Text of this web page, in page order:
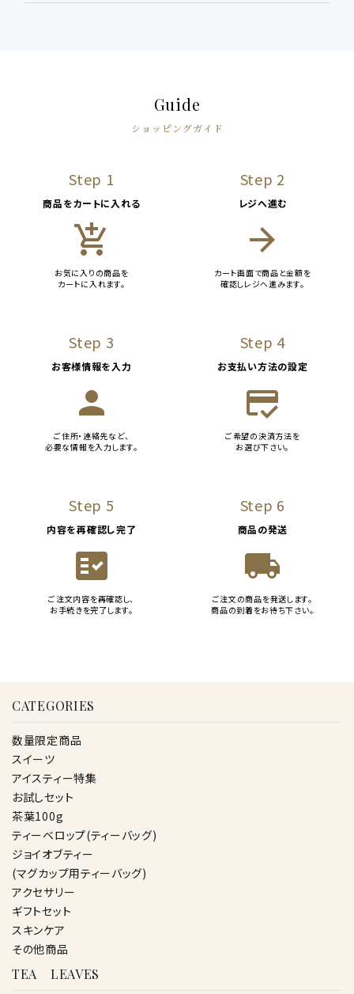
Guide
ショッピングガイド
Step 1
商品をカートに入れる
add_shopping_cart
お気に入りの商品を
カートに入れます。
Step 2
レジへ進む
arrow_forward
カート画面で商品と金額を
確認しレジへ進みます。
Step 3
お客様情報を入力
person
ご住所・連絡先など、
必要な情報を入力します。
Step 4
お支払い方法の設定
credit_score
ご希望の決済方法を
お選び下さい。
Step 5
内容を再確認し完了
fact_check
ご注文内容を再確認し、
お手続きを完了します。
Step 6
商品の発送
local_shipping
ご注文の商品を発送します。
商品の到着をお待ち下さい。
CATEGORIES
数量限定商品
スイーツ
アイスティー特集
お試しセット
茶葉100g
ティーベロップ(ティーバッグ)
ジョイオブティー
(マグカップ用ティーバッグ)
アクセサリー
ギフトセット
スキンケア
その他商品
TEA LEAVES